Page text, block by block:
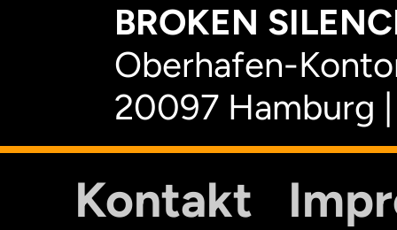
BROKEN
Oberhafen-
20097 Hamburg
Kontakt